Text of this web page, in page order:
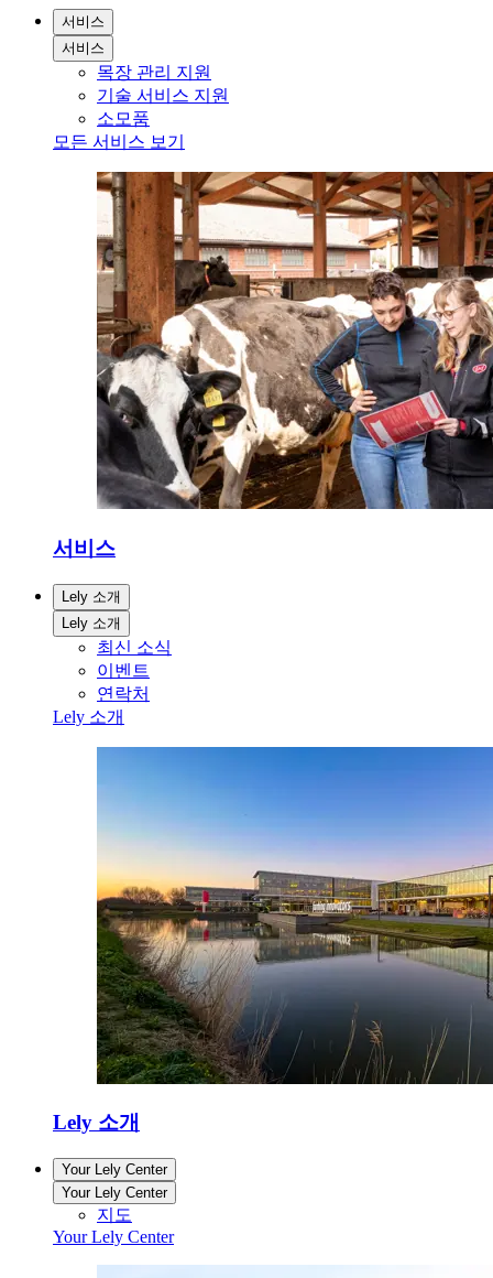
서비스
서비스
목장 관리 지원
기술 서비스 지원
소모품
모든 서비스 보기
서비스
Lely 소개
Lely 소개
최신 소식
이벤트
연락처
Lely 소개
Lely 소개
Your Lely Center
Your Lely Center
지도
Your Lely Center